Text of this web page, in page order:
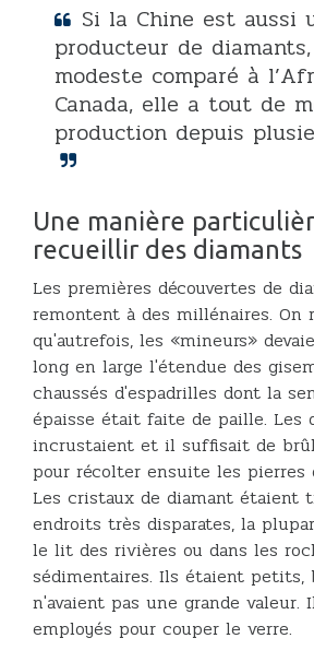
Si la Chine est aussi
producteur de
modeste comparé à
Canada, elle a tout de
production depuis
Une manière
recueillir des diamants
Les premières découvertes de
remontent à des millénaires. On
qu'autrefois, les «mineurs»
long en large l'étendue des
chaussés d'espadrilles dont la
épaisse était faite de paille. Les
incrustaient et il suffisait de
pour récolter ensuite les pierres
Les cristaux de diamant étaient
endroits très disparates, la
le lit des rivières ou dans les
sédimentaires. Ils étaient petits,
n'avaient pas une grande
employés pour couper le verre.